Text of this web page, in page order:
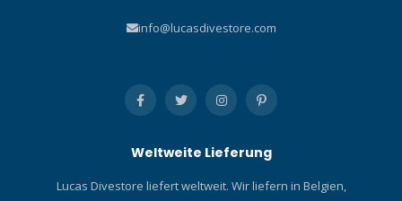
info@lucasdivestore.com
Weltweite Lieferung
Lucas Divestore liefert weltweit. Wir liefern in Belgien,